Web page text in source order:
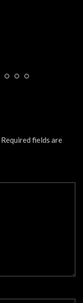
Required fields are